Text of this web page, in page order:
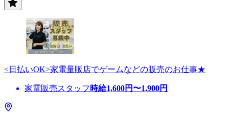
<日払いOK>家電量販店でゲームなどの販売のお仕事★
家電販売スタッフ 時給1,600円〜1,900円